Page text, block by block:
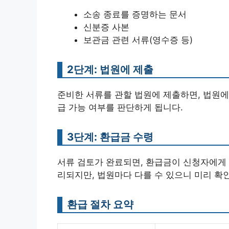
소송 종료를 증명하는 문서
신분증 사본
보관금 관련 서류(영수증 등)
2단계: 법원에 제출
준비한 서류를 관할 법원에 제출하면, 법원
급 가능 여부를 판단하게 됩니다.
3단계: 환급금 수령
서류 검토가 완료되면, 환급금이 신청자에
리되지만, 법원마다 다를 수 있으니 미리 확
환급 절차 요약